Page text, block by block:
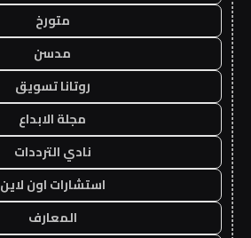
متورخ
مدسن
روتانا تسويق
مجلة الابداع
نادي الترددات
استشارات اون لاين
المعارف